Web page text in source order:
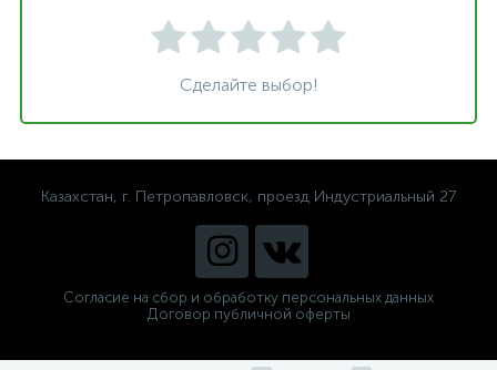
Сделайте выбор!
Казахстан, г. Петропавловск, проезд Индустриальный 27
Согласие на сбор и обработку персональных данных
Договор публичной оферты